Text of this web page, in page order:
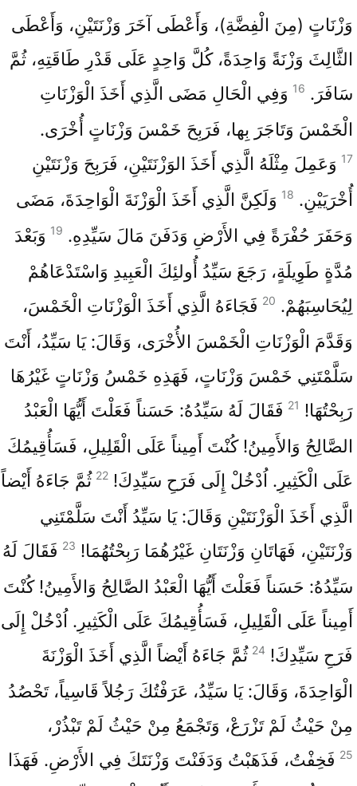
وَزْنَاتٍ (مِنَ الْفِضَّةِ)، وَأَعْطَى آخَرَ وَزْنَتَيْنِ، وَأَعْطَى
الثَّالِثَ وَزْنَةً وَاحِدَةً، كُلَّ وَاحِدٍ عَلَى قَدْرِ طَاقَتِهِ، ثُمَّ
سَافَرَ. 16 وَفِي الْحَالِ مَضَى الَّذِي أَخَذَ الْوَزْنَاتِ
الْخَمْسَ وَتَاجَرَ بِها، فَرَبِحَ خَمْسَ وَزْنَاتٍ أُخْرَى.
17 وَعَمِلَ مِثْلَهُ الَّذِي أَخَذَ الوَزْنَتَيْنِ، فَرَبِحَ وَزْنَتَيْنِ
أُخْرَيَيْنِ. 18 وَلَكِنَّ الَّذِي أَخَذَ الْوَزْنَةَ الْوَاحِدَةَ، مَضَى
وَحَفَرَ حُفْرَةً فِي الأَرْضِ وَدَفَنَ مَالَ سَيِّدِهِ. 19 وَبَعْدَ
مُدَّةٍ طَوِيلَةٍ، رَجَعَ سَيِّدُ أُولئِكَ الْعَبِيدِ وَاسْتَدْعَاهُمْ
لِيُحَاسِبَهُمْ. 20 فَجَاءَهُ الَّذِي أَخَذَ الْوَزْنَاتِ الْخَمْسَ،
وَقَدَّمَ الْوَزْنَاتِ الْخَمْسَ الأُخْرَى، وَقَالَ: يَا سَيِّدُ، أَنْتَ
سَلَّمْتَنِي خَمْسَ وَزْنَاتٍ، فَهَذِهِ خَمْسُ وَزْنَاتٍ غَيْرُهَا
رَبِحْتُهَا! 21 فَقَالَ لَهُ سَيِّدُهُ: حَسَناً فَعَلْتَ أَيُّهَا الْعَبْدُ
الصَّالِحُ وَالأَمِينُ! كُنْتَ أَمِيناً عَلَى الْقَلِيلِ، فَسَأُقِيمُكَ
عَلَى الْكَثِيرِ. اُدْخُلْ إِلَى فَرَحِ سَيِّدِكَ! 22 ثُمَّ جَاءَهُ أَيْضاً
الَّذِي أَخَذَ الْوَزْنَتَيْنِ وَقَالَ: يَا سَيِّدُ أَنْتَ سَلَّمْتَنِي
وَزْنَتَيْنِ، فَهَاتَانِ وَزْنَتَانِ غَيْرُهُمَا رَبِحْتُهُمَا! 23 فَقَالَ لَهُ
سَيِّدُهُ: حَسَناً فَعَلْتَ أَيُّهَا الْعَبْدُ الصَّالِحُ وَالأَمِينُ! كُنْتَ
أَمِيناً عَلَى الْقَلِيلِ، فَسَأُقِيمُكَ عَلَى الْكَثِيرِ. اُدْخُلْ إِلَى
فَرَحِ سَيِّدِكَ! 24 ثُمَّ جَاءَهُ أَيْضاً الَّذِي أَخَذَ الْوَزْنَةَ
الْوَاحِدَةَ، وَقَالَ: يَا سَيِّدُ، عَرَفْتُكَ رَجُلاً قَاسِياً، تَحْصُدُ
مِنْ حَيْثُ لَمْ تَزْرَعْ، وَتَجْمَعُ مِنْ حَيْثُ لَمْ تَبْذُرْ،
25 فَخِفْتُ، فَذَهَبْتُ وَدَفَنْتَ وَزْنَتَكَ فِي الأَرْضِ. فَهَذَا